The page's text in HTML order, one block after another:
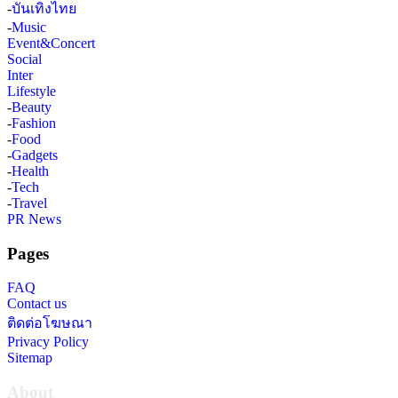
-บันเทิงไทย
-Music
Event&Concert
Social
Inter
Lifestyle
-Beauty
-Fashion
-Food
-Gadgets
-Health
-Tech
-Travel
PR News
Pages
FAQ
Contact us
ติดต่อโฆษณา
Privacy Policy
Sitemap